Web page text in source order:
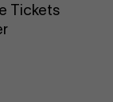
Tickets